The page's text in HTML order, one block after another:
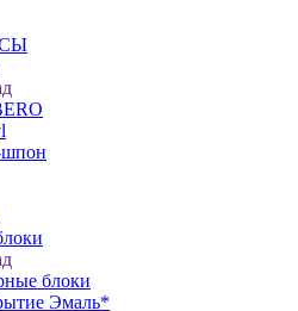
блоки
Эмаль*